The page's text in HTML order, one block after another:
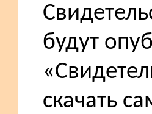
будут
скачать